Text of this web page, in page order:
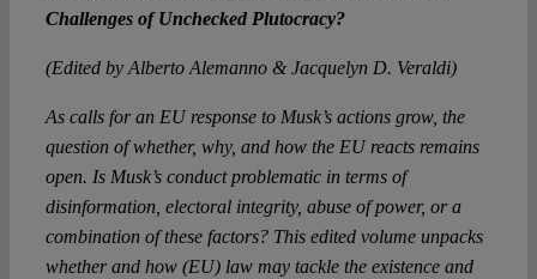
Challenges of Unchecked Plutocracy?
(Edited by Alberto Alemanno & Jacquelyn D. Veraldi)
As calls for an EU response to Musk’s actions grow, the
question of whether, why, and how the EU reacts remains
open. Is Musk’s conduct problematic in terms of
disinformation, electoral integrity, abuse of power, or a
combination of these factors? This edited volume unpacks
whether and how (EU) law may tackle the existence and